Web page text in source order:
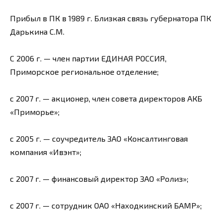
Прибыл в ПК в 1989 г. Близкая связь губернатора ПК
Дарькина С.М.
С 2006 г. — член партии ЕДИНАЯ РОССИЯ,
Приморское региональное отделение;
с 2007 г. — акционер, член совета директоров АКБ
«Приморье»;
с 2005 г. — соучредитель ЗАО «Консалтинговая
компания «Ивэнт»;
с 2007 г. — финансовый директор ЗАО «Ролиз»;
с 2007 г. — сотрудник ОАО «Находкинский БАМР»;